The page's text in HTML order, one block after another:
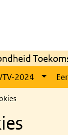
2024